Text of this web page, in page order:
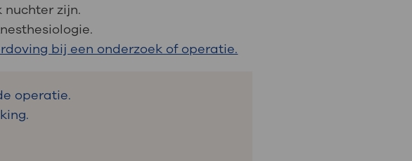
nuchter zijn.
bij een onderzoek of operatie.
operatie.